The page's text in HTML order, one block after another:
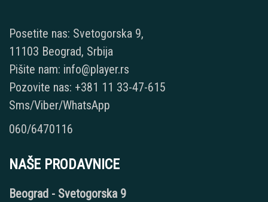
Posetite nas: Svetogorska 9,
11103 Beograd, Srbija
Pišite nam: info@player.rs
Pozovite nas: +381 11 33-47-615
Sms/Viber/WhatsApp
060/6470116
NAŠE PRODAVNICE
Beograd - Svetogorska 9